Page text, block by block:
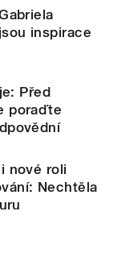
inspirace
Před
poraďte
nové roli
Nechtěla